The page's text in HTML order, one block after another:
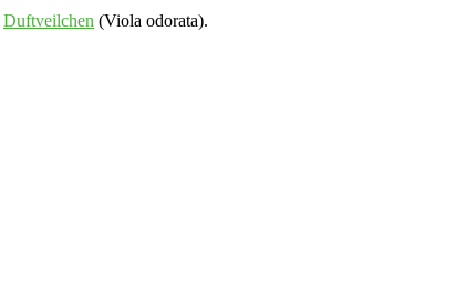
Duftveilchen (Viola odorata).